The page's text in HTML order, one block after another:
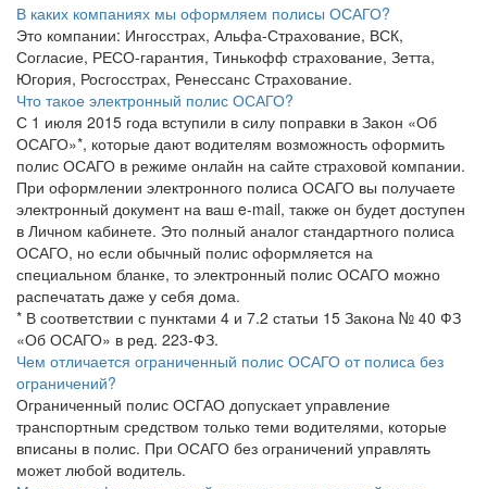
В каких компаниях мы оформляем полисы ОСАГО?
Это компании: Ингосстрах, Альфа-Страхование, ВСК,
Согласие, РЕСО-гарантия, Тинькофф страхование, Зетта,
Югория, Росгосстрах, Ренессанс Страхование.
Что такое электронный полис ОСАГО?
С 1 июля 2015 года вступили в силу поправки в Закон «Об
ОСАГО»*, которые дают водителям возможность оформить
полис ОСАГО в режиме онлайн на сайте страховой компании.
При оформлении электронного полиса ОСАГО вы получаете
электронный документ на ваш e-mail, также он будет доступен
в Личном кабинете. Это полный аналог стандартного полиса
ОСАГО, но если обычный полис оформляется на
специальном бланке, то электронный полис ОСАГО можно
распечатать даже у себя дома.
* В соответствии с пунктами 4 и 7.2 статьи 15 Закона № 40 ФЗ
«Об ОСАГО» в ред. 223-ФЗ.
Чем отличается ограниченный полис ОСАГО от полиса без
ограничений?
Ограниченный полис ОСГАО допускает управление
транспортным средством только теми водителями, которые
вписаны в полис. При ОСАГО без ограничений управлять
может любой водитель.